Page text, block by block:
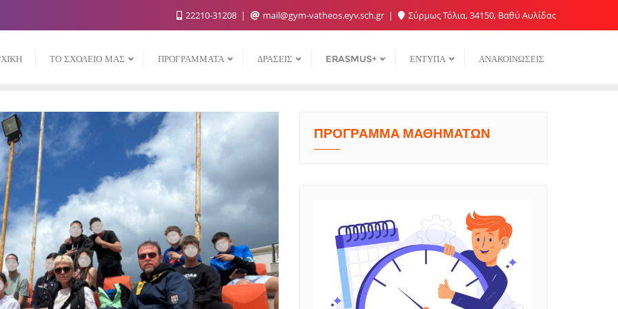
22210-31208 mail@gym-vatheos.eyv.sch.gr Σύρμως Τόλια, 34150, Βαθύ Αυλίδας
ΤΟ ΣΧΟΛΕΙΟ ΜΑΣ ΠΡΟΓΡΑΜΜΑΤΑ ΔΡΑΣΕΙΣ ERASMUS+ ΕΝΤΥΠΑ ΑΝΑΚΟΙΝΩΣΕΙΣ
ΠΡΟΓΡΑΜΜΑ ΜΑΘΗΜΑΤΩΝ